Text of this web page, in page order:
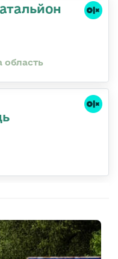
область